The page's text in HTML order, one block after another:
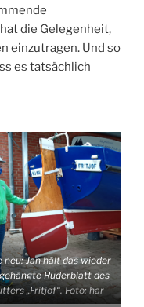
die Gelegenheit,
einzutragen. Und so
es tatsächlich
neu: Jan hält das wieder
Ruderblatt des
„Fritjof“. Foto: har